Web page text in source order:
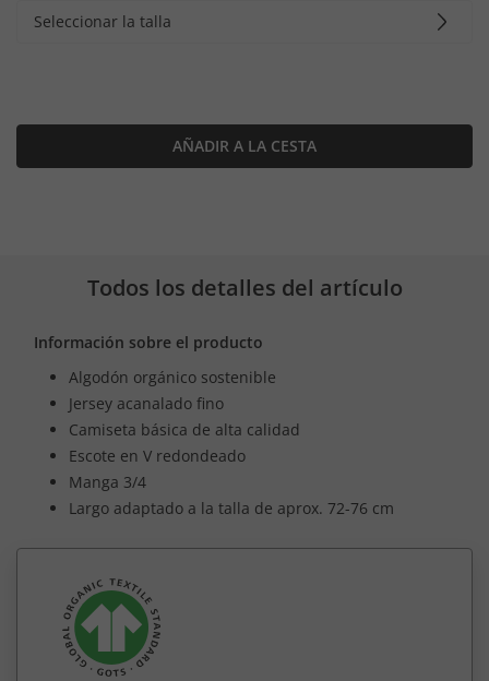
Seleccionar la talla
AÑADIR A LA CESTA
Todos los detalles del artículo
Información sobre el producto
Algodón orgánico sostenible
Jersey acanalado fino
Camiseta básica de alta calidad
Escote en V redondeado
Manga 3/4
Largo adaptado a la talla de aprox. 72-76 cm